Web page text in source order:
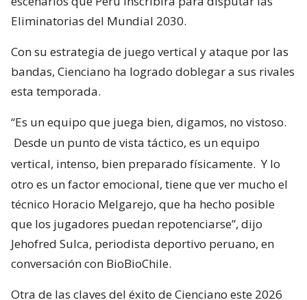
Eliminatorias del Mundial 2030.
Con su estrategia de juego vertical y ataque por las
bandas, Cienciano ha logrado doblegar a sus rivales
esta temporada.
“Es un equipo que juega bien, digamos, no vistoso.
Desde un punto de vista táctico, es un equipo
vertical, intenso, bien preparado físicamente. Y lo
otro es un factor emocional, tiene que ver mucho el
técnico Horacio Melgarejo, que ha hecho posible
que los jugadores puedan repotenciarse”, dijo
Jehofred Sulca, periodista deportivo peruano, en
conversación con BioBioChile.
Otra de las claves del éxito de Cienciano este 2026